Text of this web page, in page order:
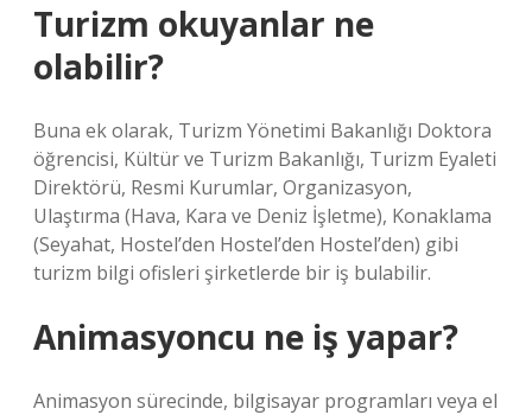
Turizm okuyanlar ne
olabilir?
Buna ek olarak, Turizm Yönetimi Bakanlığı Doktora
öğrencisi, Kültür ve Turizm Bakanlığı, Turizm Eyaleti
Direktörü, Resmi Kurumlar, Organizasyon,
Ulaştırma (Hava, Kara ve Deniz İşletme), Konaklama
(Seyahat, Hostel’den Hostel’den Hostel’den) gibi
turizm bilgi ofisleri şirketlerde bir iş bulabilir.
Animasyoncu ne iş yapar?
Animasyon sürecinde, bilgisayar programları veya el